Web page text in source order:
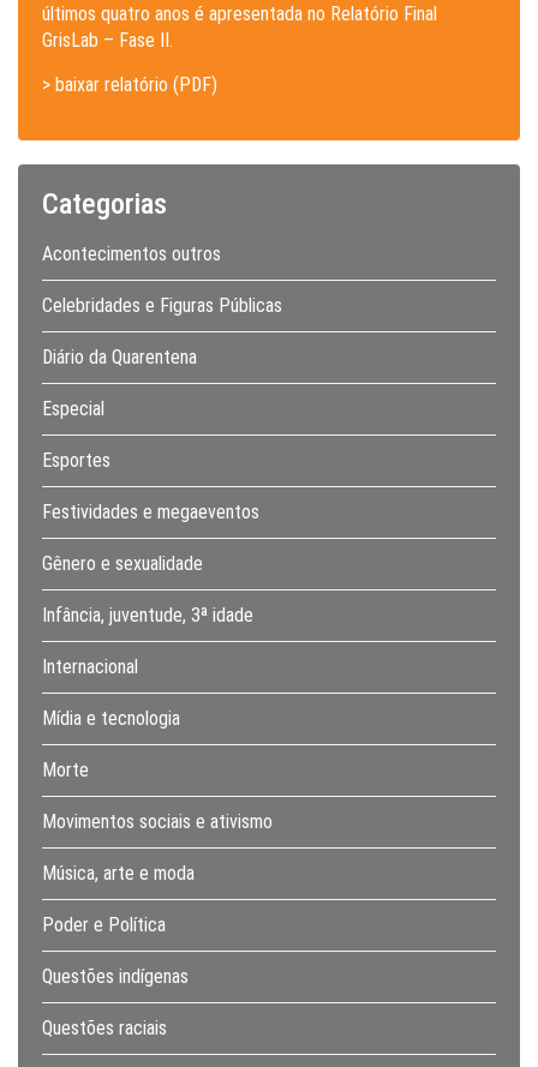
últimos quatro anos é apresentada no Relatório Final
GrisLab – Fase II.
> baixar relatório (PDF)
Categorias
Acontecimentos outros
Celebridades e Figuras Públicas
Diário da Quarentena
Especial
Esportes
Festividades e megaeventos
Gênero e sexualidade
Infância, juventude, 3ª idade
Internacional
Mídia e tecnologia
Morte
Movimentos sociais e ativismo
Música, arte e moda
Poder e Política
Questões indígenas
Questões raciais